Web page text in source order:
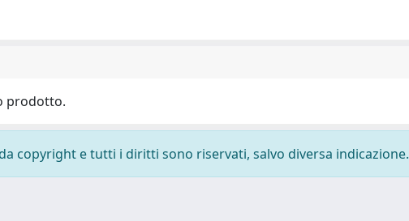
prodotto.
copyright e tutti i diritti sono riservati, salvo diversa indicazione.